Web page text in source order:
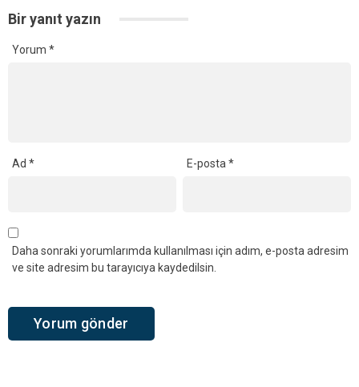
Bir yanıt yazın
Yorum *
Ad * E-posta*
Daha sonraki yorumlarımda kullanılması için adım, e-posta adresim
ve site adresim bu tarayıcıya kaydedilsin.